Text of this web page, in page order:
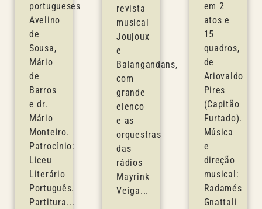
portugueses
Avelino
de
Sousa,
Mário
de
Barros
e dr.
Mário
Monteiro.
Patrocínio:
Liceu
Literário
Português.
Partitura...
revista
musical
Joujoux
e
Balangandans,
com
grande
elenco
e as
orquestras
das
rádios
Mayrink
Veiga...
em 2
atos e
15
quadros,
de
Ariovaldo
Pires
(Capitão
Furtado).
Música
e
direção
musical:
Radamés
Gnattali